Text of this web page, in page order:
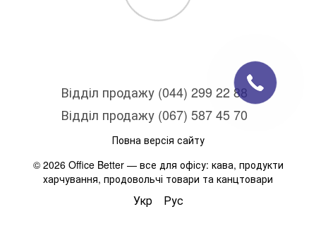
Відділ продажу (044) 299 22 88
Відділ продажу (067) 587 45 70
Повна версія сайту
© 2026 Office Better — все для офісу: кава, продукти
харчування, продовольчі товари та канцтовари
Укр Рус